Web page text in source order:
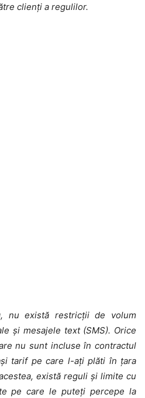
clienți a regulilor.
nu există restricții de volum
și mesajele text (SMS). Orice
nu sunt incluse în contractul
tarif pe care l-ați plăti în țara
există reguli și limite cu
pe care le puteți percepe la